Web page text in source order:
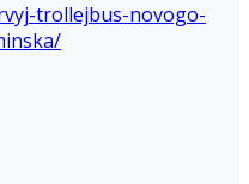
trollejbus-novogo-